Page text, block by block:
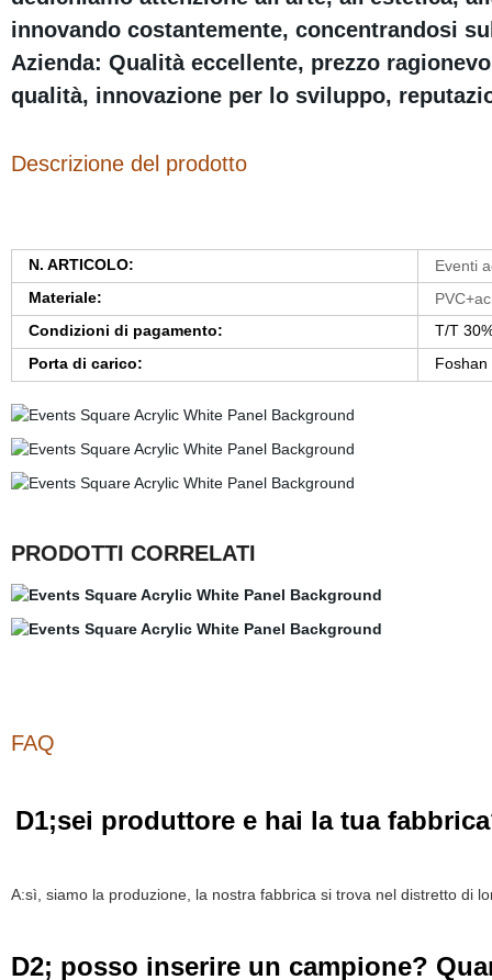
innovando costantemente, concentrandosi
Azienda: Qualità eccellente, prezzo
qualità, innovazione per lo sviluppo,
Descrizione del prodotto
N. ARTICOLO:
Eventi
Materiale:
Condizioni di pagamento:
T/T
Porta di carico:
Foshan
PRODOTTI CORRELATI
FAQ
D1;sei produttore e hai la tua
A:sì, siamo la produzione, la nostra fabbrica si trova nel distretto di
D2; posso inserire un campione?